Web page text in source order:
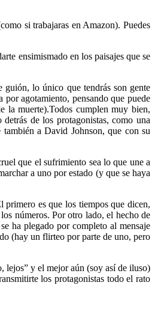
si trabajaras en Amazon). Puedes
ensimismado en los paisajes que se
guión, lo único que tendrás son gente
por agotamiento, pensando que puede
la muerte).Todos cumplen muy bien,
de los protagonistas, como una
a David Johnson, que con su
que el sufrimiento sea lo que une a
a uno por estado (y que se haya
primero es que los tiempos que dicen,
números. Por otro lado, el hecho de
ha plegado por completo al mensaje
(hay un flirteo por parte de uno, pero
lejos” y el mejor aún (soy así de iluso)
los protagonistas todo el rato